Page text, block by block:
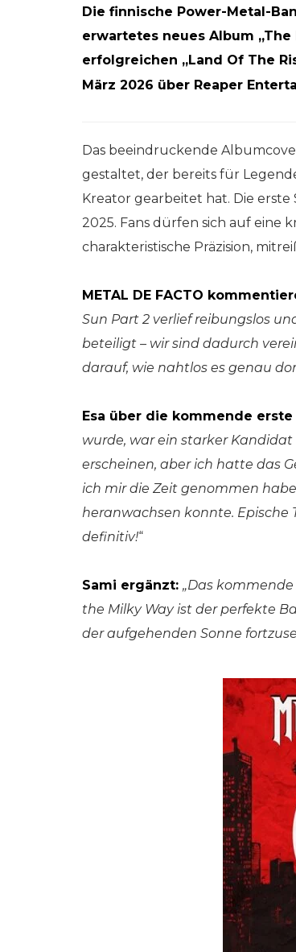
Die finnische Power-Metal-
erwartetes neues Album „The
erfolgreichen „Land Of The
März 2026 über Reaper
Das beeindruckende
gestaltet, der bereits für
Kreator gearbeitet hat. Die erste
2025. Fans dürfen sich auf eine
charakteristische Präzision,
METAL DE FACTO
Sun Part 2 verlief reibungslos
beteiligt – wir sind dadurch
darauf, wie nahtlos es genau
Esa über die kommende erste
wurde, war ein starker Kandidat
erscheinen, aber ich hatte das
ich mir die Zeit genommen
heranwachsen konnte. Epische
definitiv!“
Sami ergänzt: „Das
the Milky Way ist der perfekte
der aufgehenden Sonne